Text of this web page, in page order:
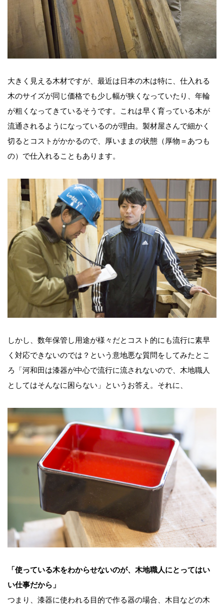
大きく見える木材ですが、最近は日本の木は特に、仕入れる
木のサイズが同じ価格でも少し幅が狭くなっていたり、年輪
が粗くなってきているそうです。これは早く育っている木が
流通されるようになっているのが理由。製材屋さんで細かく
切るとコストがかかるので、厚いままの状態（厚物＝あつも
の）で仕入れることもあります。
しかし、数年保管し用途が様々だとコスト的にも流行に素早
く対応できないのでは？という意地悪な質問をしてみたとこ
ろ「河和田は漆器が中心で流行に流されないので、木地職人
としてはそんなに困らない」というお答え。それに、
「使っている木をわからせないのが、木地職人にとってはい
い仕事だから」
つまり、漆器に使われる目的で作る器の場合、木目などの木